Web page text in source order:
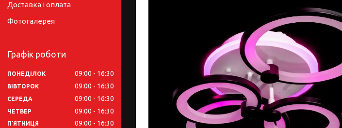
Доставка і оплата
Фотогалерея
Графік роботи
ПОНЕДІЛОК 09:00 16:30
ВІВТОРОК 09:00 16:30
СЕРЕДА 09:00 16:30
ЧЕТВЕР 09:00 16:30
ПʼЯТНИЦЯ 09:00 16:30